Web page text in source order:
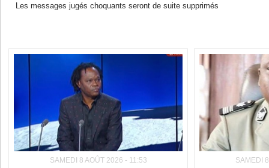
Les messages jugés choquants seront de suite supprimés
SAMEDI 8 AOÛT 2026 - 11:53
SAMEDI